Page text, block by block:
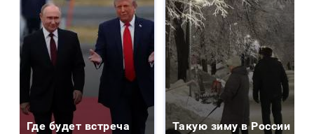
Где будет встреча
Такую зиму в России